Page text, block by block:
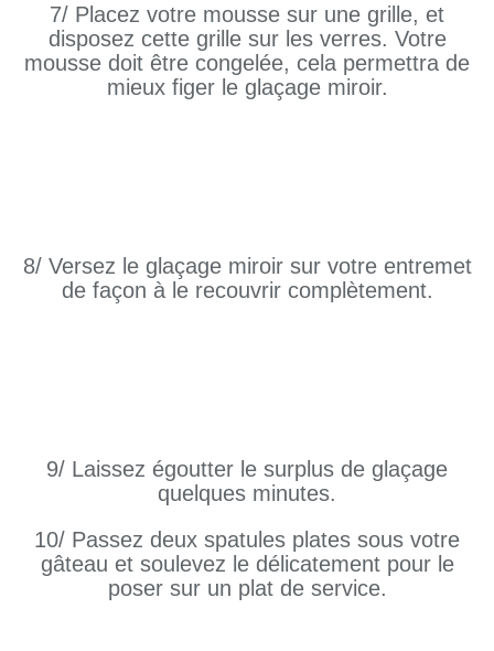
7/ Placez votre mousse sur une grille, et
disposez cette grille sur les verres. Votre
mousse doit être congelée, cela permettra de
mieux figer le glaçage miroir.
8/ Versez le glaçage miroir sur votre entremet
de façon à le recouvrir complètement.
9/ Laissez égoutter le surplus de glaçage
quelques minutes.
10/ Passez deux spatules plates sous votre
gâteau et soulevez le délicatement pour le
poser sur un plat de service.